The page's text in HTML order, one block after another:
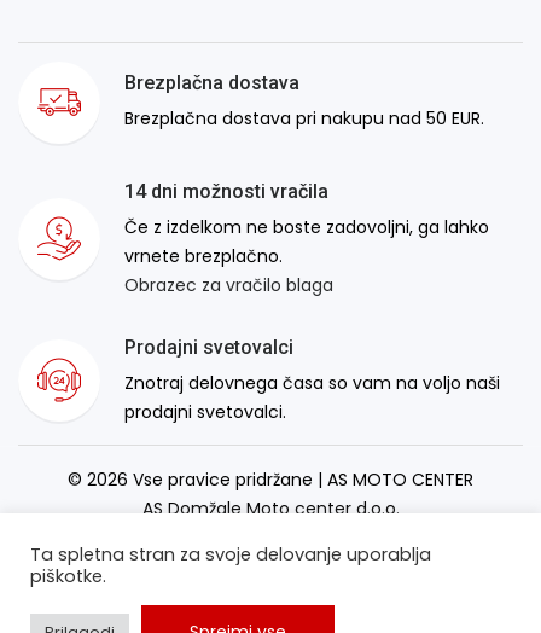
Brezplačna dostava
Brezplačna dostava pri nakupu nad 50 EUR.
14 dni možnosti vračila
Če z izdelkom ne boste zadovoljni, ga lahko
vrnete brezplačno.
Obrazec za vračilo blaga
Prodajni svetovalci
Znotraj delovnega časa so vam na voljo naši
prodajni svetovalci.
© 2026 Vse pravice pridržane | AS MOTO CENTER
AS Domžale Moto center d.o.o.
Ta spletna stran za svoje delovanje uporablja
piškotke.